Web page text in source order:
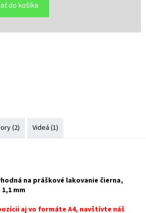
do košíka
(2) Videá (1)
na práškové lakovanie čierna,
mm
aj vo formáte A4, navštívte náš